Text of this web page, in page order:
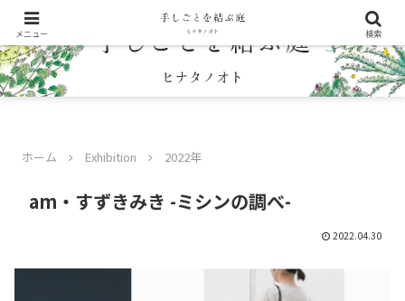
ホーム Exhibition 2022年
am・すずきみき -ミシンの調べ-
2022.04.30
メニュー 検索